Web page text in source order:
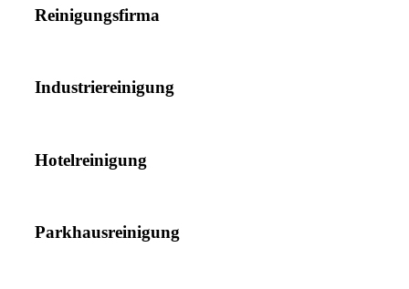
Reinigungsfirma
Industriereinigung
Hotelreinigung
Parkhausreinigung